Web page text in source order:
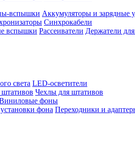
вспышки Аккумуляторы и зарядные
Синхрокабели
вспышки Рассеиватели Держатели
света LED-осветители
Чехлы для штативов
фоны
фона Переходники и